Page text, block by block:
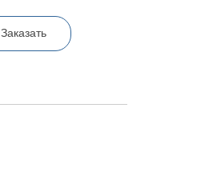
Заказать